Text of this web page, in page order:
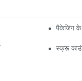
पैकेजिंग के
स्क्रू